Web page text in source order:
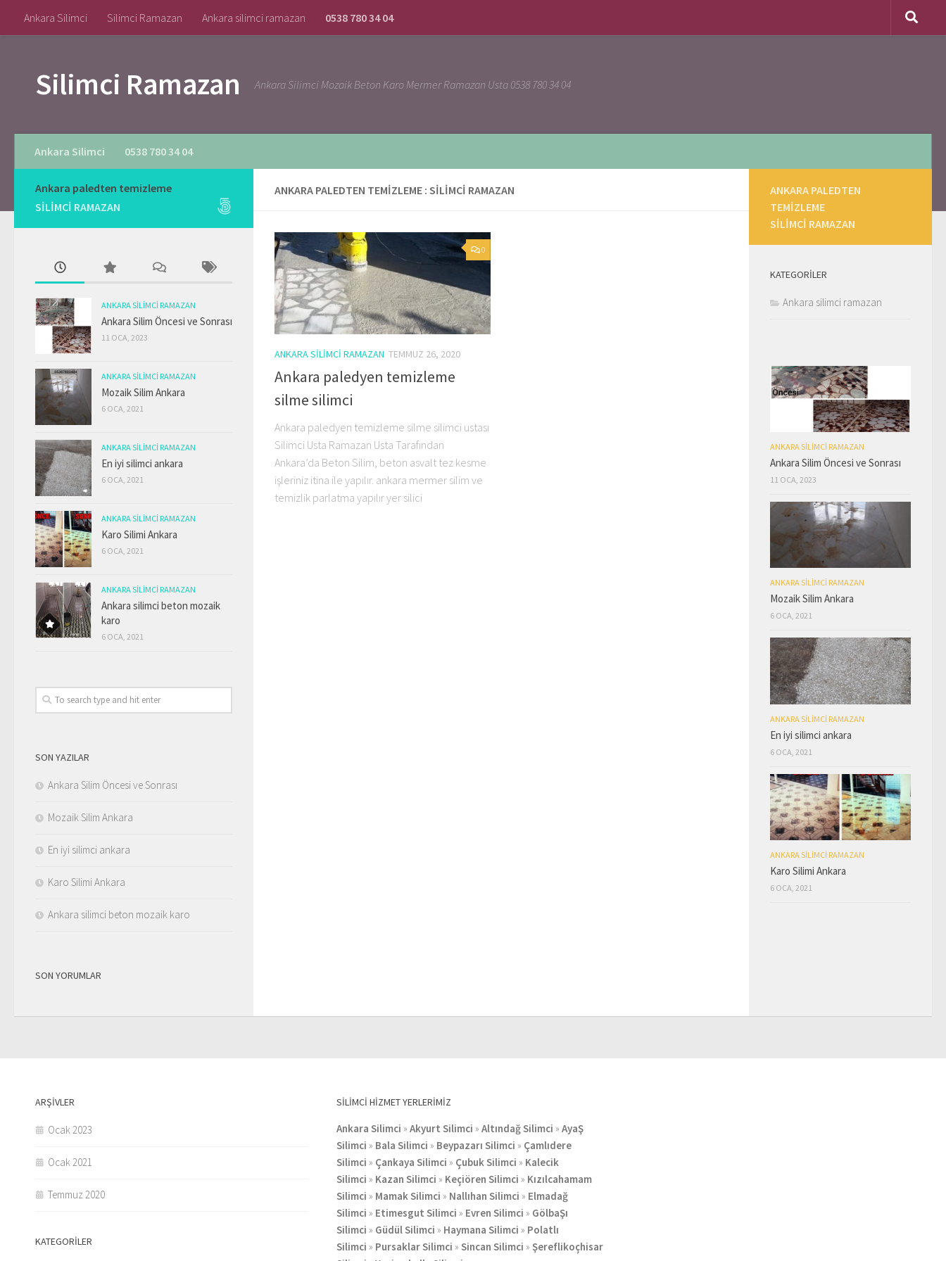
Skip to content
Ankara Silimci Silimci Ramazan Ankara silimci ramazan 0538 780 34 04
Silimci Ramazan Ankara Silimci Mozaik Beton Karo Mermer Ramazan Usta 0538 780 34 04
Ankara Silimci 0538 780 34 04
ANKARA PALEDTEN TEMIZLEME : SILIMCI RAMAZAN
0
ANKARA SILIMCI RAMAZAN TEMMUZ 26, 2020
Ankara paledyen temizleme
silme silimci
Ankara paledyen temizleme silme silimci ustası
Silimci Usta Ramazan Usta Tarafından
Ankara’da Beton Silim, beton asvalt tez kesme
işleriniz itina ile yapılır. ankara mermer silim ve
temizlik parlatma yapılır yer silici
Ankara paledten temizleme
SILIMCI RAMAZAN
ANKARA SILIMCI RAMAZAN
Ankara Silim Öncesi ve Sonrası
11 OCA, 2023
ANKARA SILIMCI RAMAZAN
Mozaik Silim Ankara
6 OCA, 2021
ANKARA SILIMCI RAMAZAN
En iyi silimci ankara
6 OCA, 2021
ANKARA SILIMCI RAMAZAN
Karo Silimi Ankara
6 OCA, 2021
ANKARA SILIMCI RAMAZAN
Ankara silimci beton mozaik
karo
6 OCA, 2021
SON YAZILAR
Ankara Silim Öncesi ve Sonrası
Mozaik Silim Ankara
En iyi silimci ankara
Karo Silimi Ankara
Ankara silimci beton mozaik karo
SON YORUMLAR
ANKARA PALEDTEN
TEMIZLEME
SILIMCI RAMAZAN
KATEGORILER
Ankara silimci ramazan
ANKARA SILIMCI RAMAZAN
Ankara Silim Öncesi ve Sonrası
11 OCA, 2023
ANKARA SILIMCI RAMAZAN
Mozaik Silim Ankara
6 OCA, 2021
ANKARA SILIMCI RAMAZAN
En iyi silimci ankara
6 OCA, 2021
ANKARA SILIMCI RAMAZAN
Karo Silimi Ankara
6 OCA, 2021
ARŞIVLER
Ocak 2023
Ocak 2021
Temmuz 2020
KATEGORILER
SILIMCI HIZMET YERLERIMIZ
Ankara Silimci » Akyurt Silimci » Altındağ Silimci » AyaŞ
Silimci » Bala Silimci » Beypazarı Silimci » Çamlıdere
Silimci » Çankaya Silimci » Çubuk Silimci » Kalecik
Silimci » Kazan Silimci » Keçiören Silimci » Kızılcahamam
Silimci » Mamak Silimci » Nallıhan Silimci » Elmadağ
Silimci » Etimesgut Silimci » Evren Silimci » GölbaŞı
Silimci » Güdül Silimci » Haymana Silimci » Polatlı
Silimci » Pursaklar Silimci » Sincan Silimci » Şereflikoçhisar